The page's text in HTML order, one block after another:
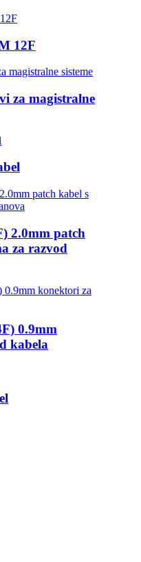
12F
za magistralne
2.0mm patch
za razvod
0.9mm
kabela